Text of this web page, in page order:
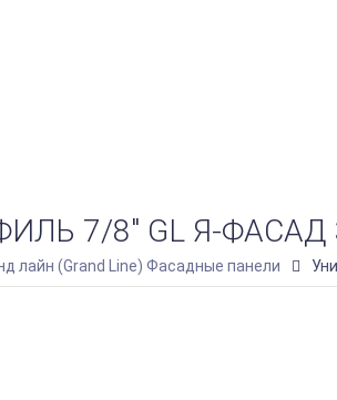
7/8" GL Я-
лайн (Grand Line) Фасадные панели